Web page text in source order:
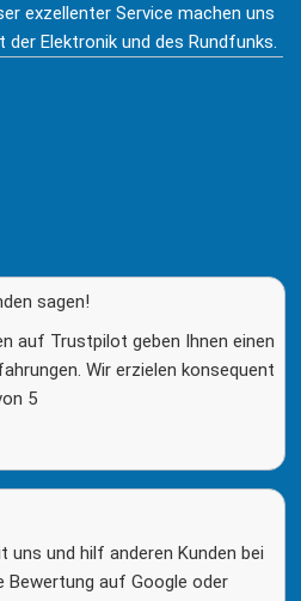
exzellenter Service machen uns
der Elektronik und des Rundfunks.
sagen!
auf Trustpilot geben Ihnen einen
Wir erzielen konsequent
5
uns und hilf anderen Kunden bei
Bewertung auf Google oder